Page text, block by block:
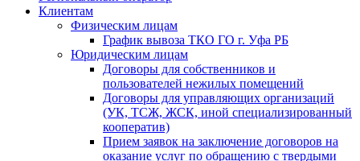
Клиентам
Физическим лицам
График вывоза ТКО ГО г. Уфа РБ
Юридическим лицам
Договоры для собственников и
пользователей нежилых помещений
Договоры для управляющих организаций
(УК, ТСЖ, ЖСК, иной специализированный
кооператив)
Прием заявок на заключение договоров на
оказание услуг по обращению с твердыми